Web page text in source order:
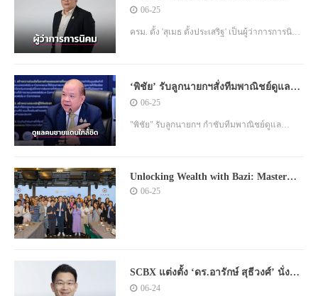
ว่าการการนิคมฯคนใหม่
06-25
ครม. ตั้ง 'สุเมธ ตั้งประเสริฐ' เป็นผู้ว่าการการนิคม
‘พิชัย’ รับลูกนายกฯสั่งทีมพาณิชย์ดูแล
การค้า-ประชาชนพื้นที่ชายแดนใกล้ชิด
06-25
"พิชัย" รับลูกนายกฯ กำชับทีมพาณิชย์ดูแล
Unlocking Wealth with Bazi: Master
Chiu’s Exclusive Event in Hong Kong
06-25
SCBX แต่งตั้ง ‘ดร.อารักษ์ สุธีวงศ์’ นั่งซีอี
โอคนใหม่ มีผล 1 ม.ค.2570
06-24